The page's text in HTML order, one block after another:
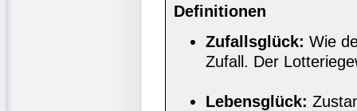
Definitionen
Zufallsglück: Wie
Zufall. Der
Lebensglück: